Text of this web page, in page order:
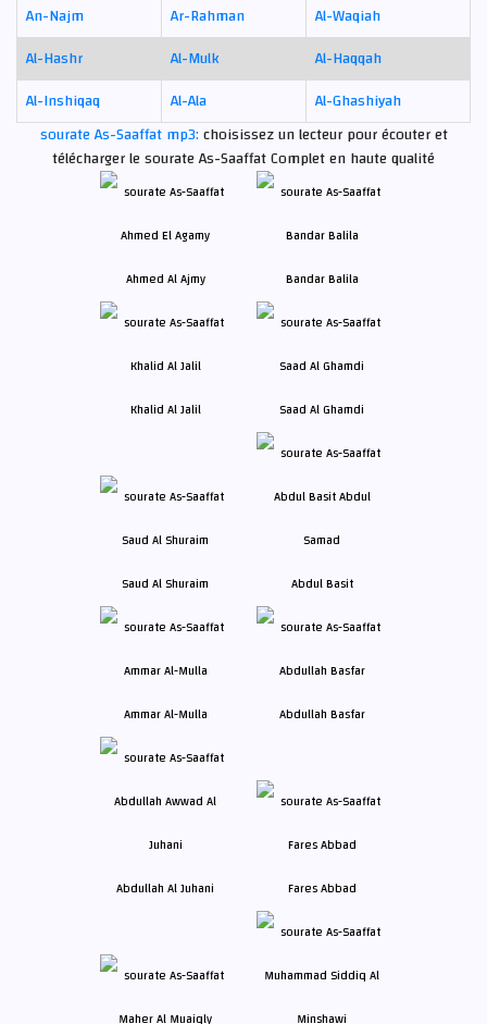
An-Najm
Ar-Rahman
Al-Waqiah
Al-Hashr
Al-Mulk
Al-Haqqah
Al-Inshiqaq
Al-Ala
Al-Ghashiyah
sourate As-Saaffat mp3:choisissez un lecteur pour écouter et
télécharger le sourate As-Saaffat Complet en haute qualité
Ahmed Al Ajmy Bandar Balila
Khalid Al Jalil Saad Al Ghamdi
Saud Al Shuraim Abdul Basit
Ammar Al-Mulla Abdullah Basfar
Abdullah Al Juhani Fares Abbad